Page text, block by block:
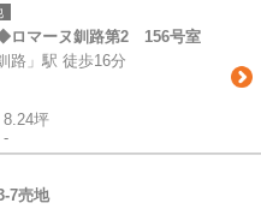
マーヌ釧路第2 156号室
路」駅 徒歩16分
坪
-
7売地